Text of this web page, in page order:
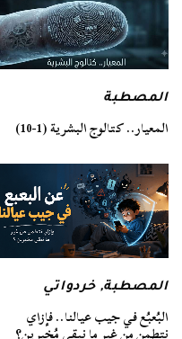
المصطبة
المعيار.. كتالوج البشرية (1-10)
المصطبة,خردواتي
البُعبُع في جيب عيالنا.. فإزاي
نتطمن من غير ما نبقى مُخبرين؟